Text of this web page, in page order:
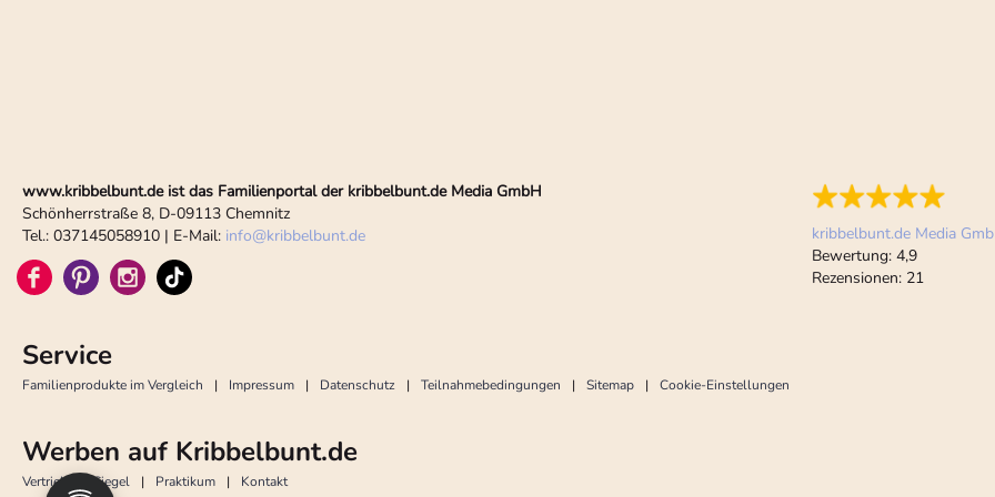
www.kribbelbunt.de ist das Familienportal der kribbelbunt.de Media GmbH
Schönherrstraße 8, D-09113 Chemnitz
Tel.: 037145058910 | E-Mail: info@kribbelbunt.de
Service
Familienprodukte im Vergleich Impressum Datenschutz Teilnahmebedingungen Sitemap Cookie-Einstellungen
Werben auf Kribbelbunt.de
Vertrieb Siegel Praktikum Kontakt
kribbelbunt.de Media
Bewertung: 4,9
Rezensionen: 21